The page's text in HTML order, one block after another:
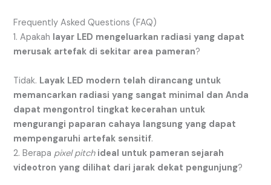
Frequently Asked Questions (FAQ)
1. Apakah layar LED mengeluarkan radiasi yang dapat
merusak artefak di sekitar area pameran?
Tidak. Layak LED modern telah dirancang untuk
memancarkan radiasi yang sangat minimal dan Anda
dapat mengontrol tingkat kecerahan untuk
mengurangi paparan cahaya langsung yang dapat
mempengaruhi artefak sensitif.
2. Berapa pixel pitch ideal untuk pameran sejarah
videotron yang dilihat dari jarak dekat pengunjung?